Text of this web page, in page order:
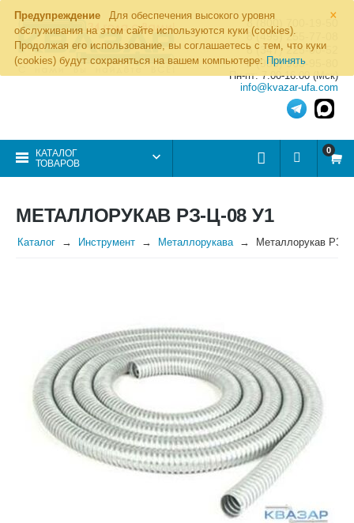
×
Предупреждение
Для обеспечения высокого уровня
обслуживания на этом сайте используются куки (cookies).
Продолжая его использование, вы соглашаетесь с тем, что куки
(cookies) будут сохраняться на вашем компьютере: Принять
8 (800) 700-19-50
8 (495) 255-77-08
8 (347) 225-00-52
8 (986) 963-95-80
Пн-пт: 7.00-16.00 (Мск)
info@kvazar-ufa.com
КАТАЛОГ
ТОВАРОВ
0
МЕТАЛЛОРУКАВ РЗ-Ц-08 У1
Каталог Инструмент Металлорукава Металлорукав РЗ-